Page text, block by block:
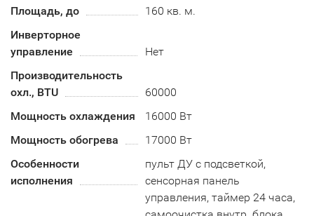
Площадь, до
160 кв. м.
Инверторное
управление
Нет
Производительность
охл., BTU
60000
Мощность охлаждения
16000 Вт
Мощность обогрева
17000 Вт
Особенности
исполнения
пульт ДУ с подсветкой,
сенсорная панель
управления, таймер 24 часа,